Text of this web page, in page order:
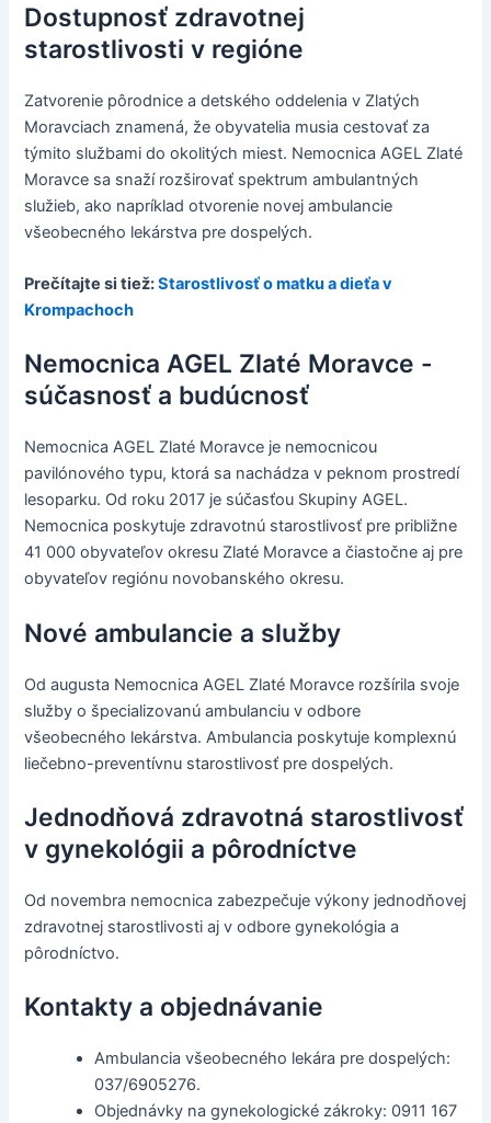
Dostupnosť zdravotnej
starostlivosti v regióne
Zatvorenie pôrodnice a detského oddelenia v Zlatých
Moravciach znamená, že obyvatelia musia cestovať za
týmito službami do okolitých miest. Nemocnica AGEL Zlaté
Moravce sa snaží rozširovať spektrum ambulantných
služieb, ako napríklad otvorenie novej ambulancie
všeobecného lekárstva pre dospelých.
Prečítajte si tiež:Starostlivosť o matku a dieťa v
Krompachoch
Nemocnica AGEL Zlaté Moravce -
súčasnosť a budúcnosť
Nemocnica AGEL Zlaté Moravce je nemocnicou
pavilónového typu, ktorá sa nachádza v peknom prostredí
lesoparku. Od roku 2017 je súčasťou Skupiny AGEL.
Nemocnica poskytuje zdravotnú starostlivosť pre približne
41 000 obyvateľov okresu Zlaté Moravce a čiastočne aj pre
obyvateľov regiónu novobanského okresu.
Nové ambulancie a služby
Od augusta Nemocnica AGEL Zlaté Moravce rozšírila svoje
služby o špecializovanú ambulanciu v odbore
všeobecného lekárstva. Ambulancia poskytuje komplexnú
liečebno-preventívnu starostlivosť pre dospelých.
Jednodňová zdravotná starostlivosť
v gynekológii a pôrodníctve
Od novembra nemocnica zabezpečuje výkony jednodňovej
zdravotnej starostlivosti aj v odbore gynekológia a
pôrodníctvo.
Kontakty a objednávanie
Ambulancia všeobecného lekára pre dospelých:
037/6905276.
Objednávky na gynekologické zákroky: 0911 167